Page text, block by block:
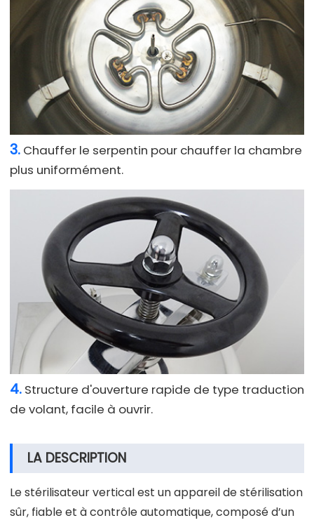
3. Chauffer le serpentin pour chauffer la chambre
plus uniformément.
4. Structure d'ouverture rapide de type traduction
de volant, facile à ouvrir.
LA DESCRIPTION
Le stérilisateur vertical est un appareil de stérilisation
sûr, fiable et à contrôle automatique, composé d’un